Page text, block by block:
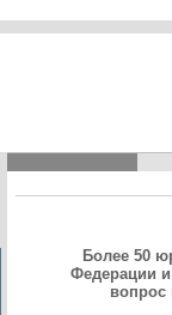
Более 50
Федерации
вопрос